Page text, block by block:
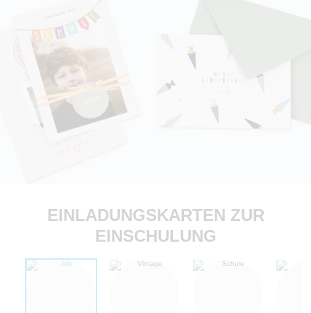
EINLADUNGSKARTEN ZUR
EINSCHULUNG